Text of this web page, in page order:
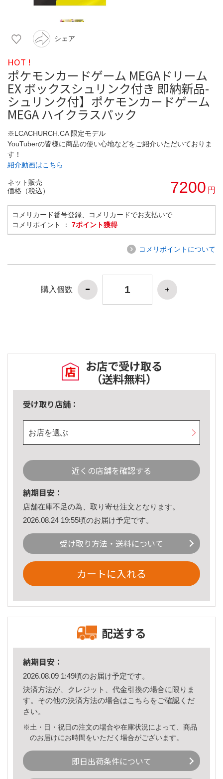
シェア
HOT !
ポケモンカードゲーム MEGAドリーム
EX ボックスシュリンク付き 即納新品-
シュリンク付】ポケモンカードゲーム
MEGA ハイクラスパック
※LCACHURCH.CA 限定モデル
YouTuberの皆様に商品の使い心地などをご紹介いただいておりま
す！
紹介動画はこちら
ネット販売
価格（税込）
7200 円
コメリカード番号登録、コメリカードでお支払いで
コメリポイント ： 7ポイント獲得
コメリポイントについて
購入個数
お店で受け取る
（送料無料）
受け取り店舗：
お店を選ぶ
近くの店舗を確認する
納期目安：
店舗在庫不足の為、取り寄せ注文となります。
2026.08.24 19:55頃のお届け予定です。
受け取り方法・送料について
カートに入れる
配送する
納期目安：
2026.08.09 1:49頃のお届け予定です。
決済方法が、クレジット、代金引換の場合に限りま
す。その他の決済方法の場合はこちら をご確認くだ
さい。
※土・日・祝日の注文の場合や在庫状況によって、商品
のお届けにお時間をいただく場合がございます。
即日出荷条件について